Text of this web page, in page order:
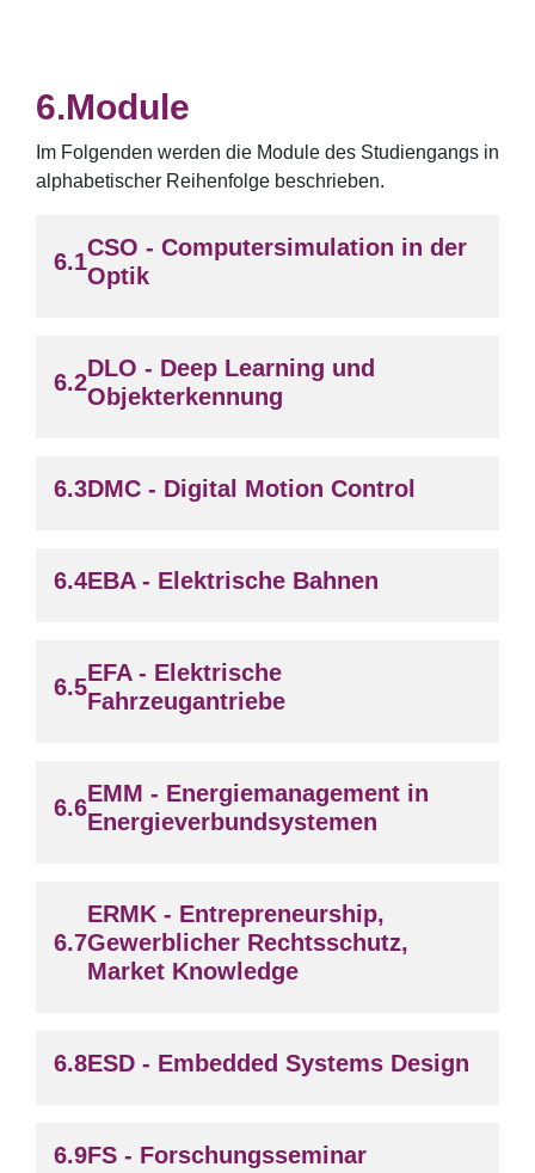
Module
Im Folgenden werden die Module des Studiengangs in
alphabetischer Reihenfolge beschrieben.
CSO - Computersimulation in der
Optik
DLO - Deep Learning und
Objekterkennung
DMC - Digital Motion Control
EBA - Elektrische Bahnen
EFA - Elektrische
Fahrzeugantriebe
EMM - Energiemanagement in
Energieverbundsystemen
ERMK - Entrepreneurship,
Gewerblicher Rechtsschutz,
Market Knowledge
ESD - Embedded Systems Design
FS - Forschungsseminar